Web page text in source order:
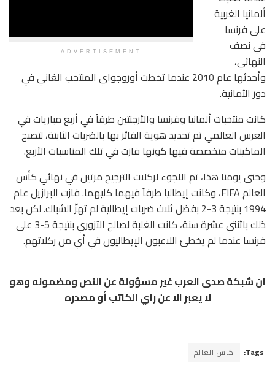
ADVERTISEMENT
ألمانيا الغربية
على فرنسا
في نصف
النهائي،
وأحدثها عام 2010 عندما تخطت أوروجواي المنتخب الغاني في
دور الثمانية.
كانت منتخبات ألمانيا وفرنسا والأرجنتين طرفاً في أربع مباريات في
العرس العالمي تم تحديد هوية الفائز بها بالضربات الثابتة، لتصبح
الماكينات متخصصة فيها كونها فازت في تلك المناسبات الأربع.
وحتى يومنا هذا، تم اللجوء لركلات الترجيح مرتين في نهائي كأس
العالم FIFA، وكانت إيطاليا طرفاً فيهما كليهما. فازت البرازيل عام
1994 بنتيجة 3-2 بفضل ثلاث ضربات إيطالية لم تهزّ الشباك. لكن بعد
ذلك باثنتي عشرة سنة، كانت الغلبة لصالح الآزوري بنتيجة 5-3 على
فرنسا عندما لم يخطئ اللاعبون الإيطاليون في أي من ركلاتهم.
ان شبكة صدى العرب غير مسؤولة عن النص ومضمونه وهو
لا يعبر الا عن راي الكاتب أو مصدره
Tags: كاس العالم